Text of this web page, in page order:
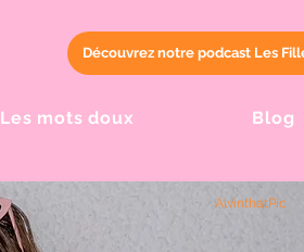
Découvrez notre podcast Les
Les mots doux
Blog
AlvinthatPic